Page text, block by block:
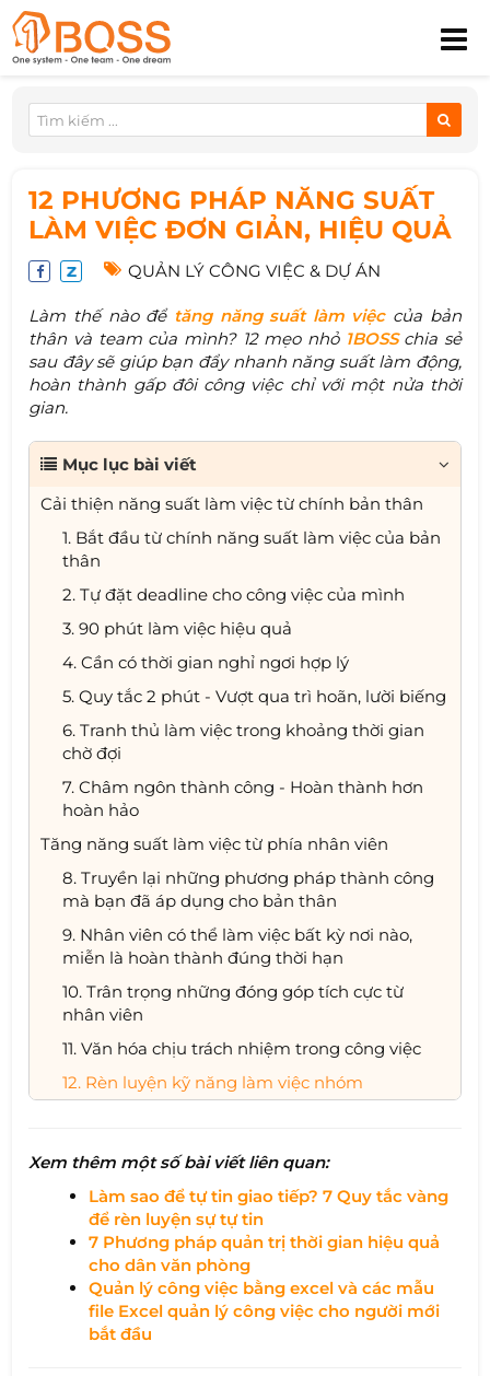
12 PHƯƠNG PHÁP NĂNG SUẤT
LÀM VIỆC ĐƠN GIẢN, HIỆU QUẢ
QUẢN LÝ CÔNG VIỆC & DỰ ÁN
Làm thế nào để tăng năng suất làm việccủa bản
thân và team của mình? 12 mẹo nhỏ 1BOSSchia sẻ
sau đây sẽ giúp bạn đẩy nhanh năng suất làm động,
hoàn thành gấp đôi công việc chỉ với một nửa thời
gian.
Mục lục bài viết
Cải thiện năng suất làm việc từ chính bản thân
1. Bắt đầu từ chính năng suất làm việc của bản
thân
2. Tự đặt deadline cho công việc của mình
3. 90 phút làm việc hiệu quả
4. Cần có thời gian nghỉ ngơi hợp lý
5. Quy tắc 2 phút - Vượt qua trì hoãn, lười biếng
6. Tranh thủ làm việc trong khoảng thời gian
chờ đợi
7. Châm ngôn thành công - Hoàn thành hơn
hoàn hảo
Tăng năng suất làm việc từ phía nhân viên
8. Truyền lại những phương pháp thành công
mà bạn đã áp dụng cho bản thân
9. Nhân viên có thể làm việc bất kỳ nơi nào,
miễn là hoàn thành đúng thời hạn
10. Trân trọng những đóng góp tích cực từ
nhân viên
11. Văn hóa chịu trách nhiệm trong công việc
12. Rèn luyện kỹ năng làm việc nhóm
Xem thêm một số bài viết liên quan:
Làm sao để tự tin giao tiếp? 7 Quy tắc vàng
để rèn luyện sự tự tin
7 Phương pháp quản trị thời gian hiệu quả
cho dân văn phòng
Quản lý công việc bằng excel và các mẫu
file Excel quản lý công việc cho người mới
bắt đầu​